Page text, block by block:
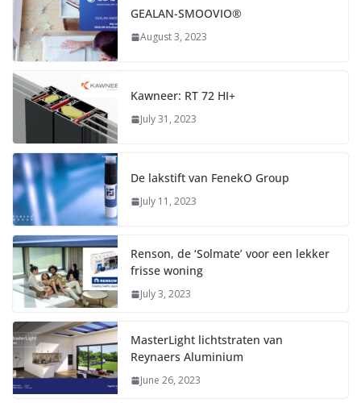
GEALAN-SMOOVIO®
August 3, 2023
Kawneer: RT 72 HI+
July 31, 2023
De lakstift van FenekO Group
July 11, 2023
Renson, de ‘Solmate’ voor een lekker
frisse woning
July 3, 2023
MasterLight lichtstraten van
Reynaers Aluminium
June 26, 2023